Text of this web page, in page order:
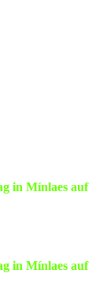
in Mínlaes auf
in Mínlaes auf